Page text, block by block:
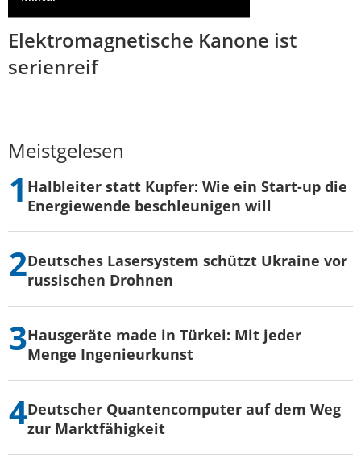
Elektromagnetische Kanone ist
serienreif
Meistgelesen
Halbleiter statt Kupfer: Wie ein Start-up die
Energiewende beschleunigen will
Deutsches Lasersystem schützt Ukraine vor
russischen Drohnen
Hausgeräte made in Türkei: Mit jeder
Menge Ingenieurkunst
Deutscher Quantencomputer auf dem Weg
zur Marktfähigkeit